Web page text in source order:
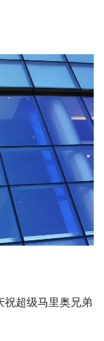
祝超级马里奥兄弟